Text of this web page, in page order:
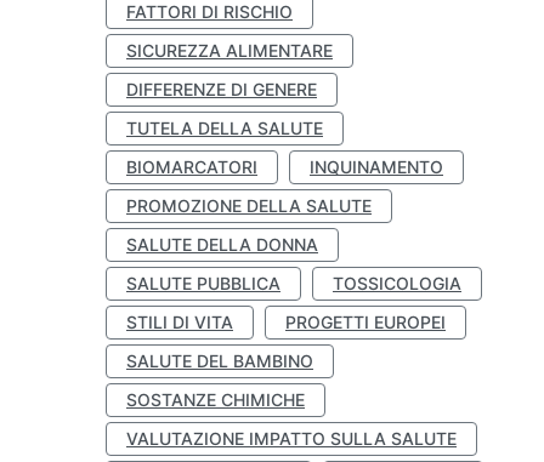
FATTORI DI RISCHIO
SICUREZZA ALIMENTARE
DIFFERENZE DI GENERE
TUTELA DELLA SALUTE
BIOMARCATORI
INQUINAMENTO
PROMOZIONE DELLA SALUTE
SALUTE DELLA DONNA
SALUTE PUBBLICA
TOSSICOLOGIA
STILI DI VITA
PROGETTI EUROPEI
SALUTE DEL BAMBINO
SOSTANZE CHIMICHE
VALUTAZIONE IMPATTO SULLA SALUTE